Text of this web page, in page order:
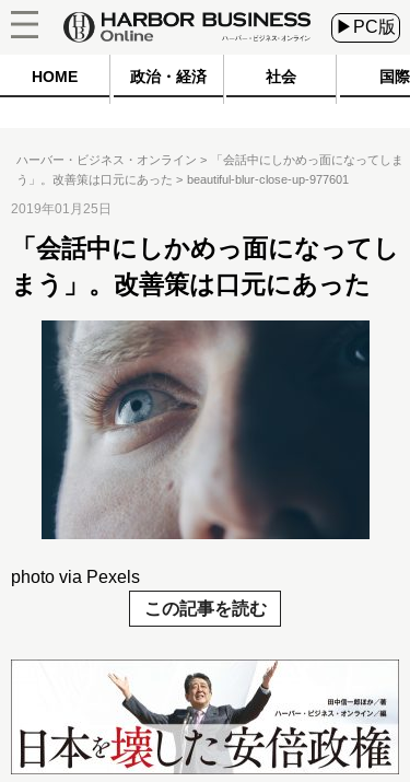
▶PC版
HOME 政治・経済 社会 国際
ハーバー・ビジネス・オンライン
「会話中にしかめっ面になってしま
う」。改善策は口元にあった
beautiful-blur-close-up-977601
2019年01月25日
「会話中にしかめっ面になってし
まう」。改善策は口元にあった
photo via Pexels
この記事を読む